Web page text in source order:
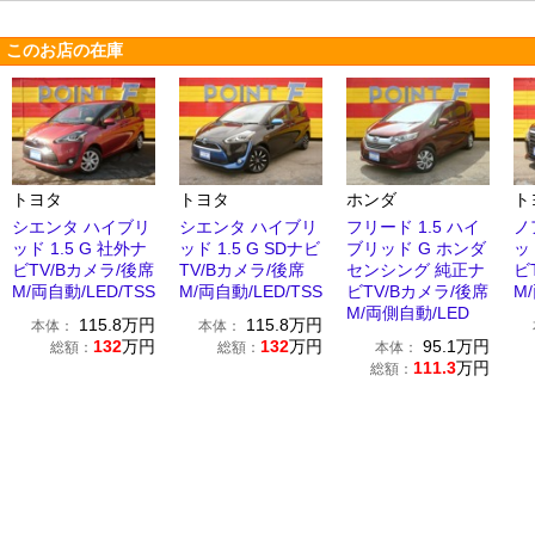
このお店の在庫
トヨタ
シエンタ ハイブリ
ッド 1.5 G 社外ナ
ビTV/Bカメラ/後席
M/両自動/LED/TSS
本体： 115.8万円
総額： 132万円
トヨタ
シエンタ ハイブリ
ッド 1.5 G SDナビ
TV/Bカメラ/後席
M/両自動/LED/TSS
本体： 115.8万円
総額： 132万円
ホンダ
フリード 1.5 ハイ
ブリッド G ホンダ
センシング 純正ナ
ビTV/Bカメラ/後席
M/両側自動/LED
本体： 95.1万円
総額： 111.3万円